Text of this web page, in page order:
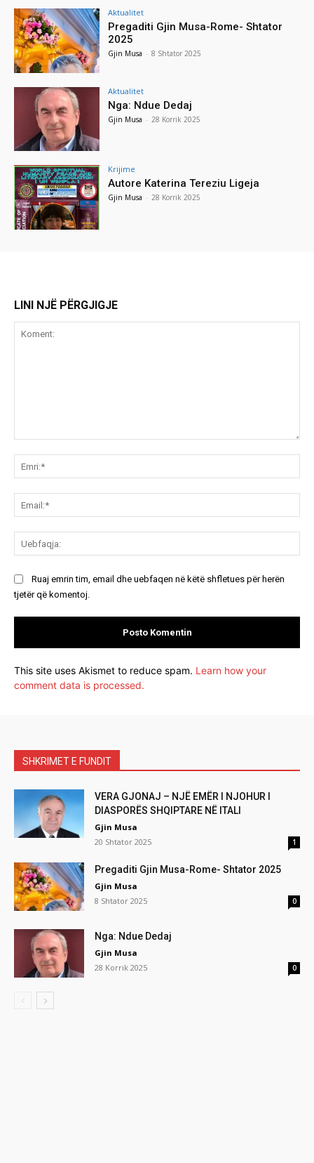
Aktualitet
Pregaditi Gjin Musa-Rome- Shtator
2025
Gjin Musa - 8 Shtator 2025
Aktualitet
Nga: Ndue Dedaj
Gjin Musa - 28 Korrik 2025
Krijime
Autore Katerina Tereziu Ligeja
Gjin Musa - 28 Korrik 2025
LINI NJË PËRGJIGJE
Ruaj emrin tim, email dhe uebfaqen në këtë shfletues për herën
tjetër që komentoj.
This site uses Akismet to reduce spam. Learn how your
comment data is processed.
SHKRIMET E FUNDIT
VERA GJONAJ – NJË EMËR I NJOHUR I
DIASPORËS SHQIPTARE NË ITALI
Gjin Musa
20 Shtator 2025
1
Pregaditi Gjin Musa-Rome- Shtator 2025
Gjin Musa
8 Shtator 2025
0
Nga: Ndue Dedaj
Gjin Musa
28 Korrik 2025
0